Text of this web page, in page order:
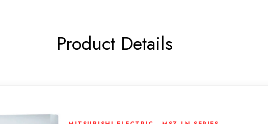
Product Details